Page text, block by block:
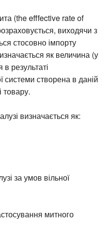
(the efffective rate of
виходячи з
стосовно імпорту
як величина (у
в результаті
системи створена в даній
товару.
визначається як:
за умов вільної
митного